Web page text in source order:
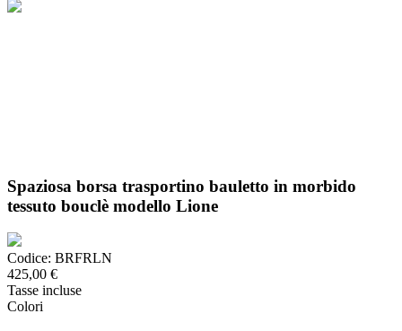
Spaziosa borsa trasportino bauletto in morbido
tessuto bouclè modello Lione
Codice: BRFRLN
425,00 €
Tasse incluse
Colori